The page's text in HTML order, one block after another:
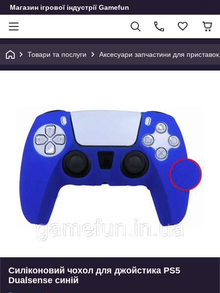
Магазин ігрової індустрії Gamefun
Товари та послуги Аксесуари запчастини для
Силіконовий чохол для джойстика PS5
Dualsense синій